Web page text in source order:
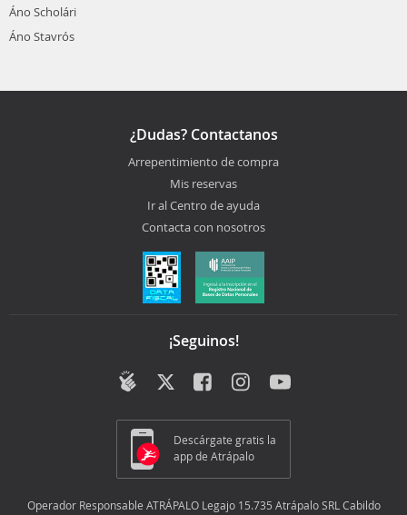
Áno Scholári
Áno Stavrós
¿Dudas? Contactanos
Arrepentimiento de compra
Mis reservas
Ir al Centro de ayuda
Contacta con nosotros
¡Seguinos!
Descárgate gratis la
app de Atrápalo
Operador Responsable ATRÁPALO Legajo 15.735 Atrápalo SRL Cabildo